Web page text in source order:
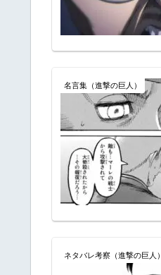
名言集（進撃の巨人）
ネタバレ考察（進撃の巨人）